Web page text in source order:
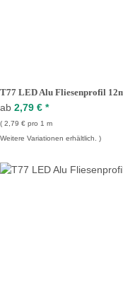
T77 LED Alu Fliesenprofil
ab 2,79 € *
2,79 € pro 1 m
Weitere Variationen erhältlich.